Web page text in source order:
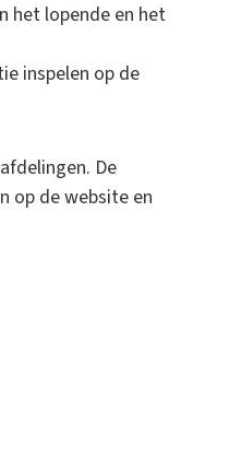
het lopende en het
inspelen op de
De
op de website en